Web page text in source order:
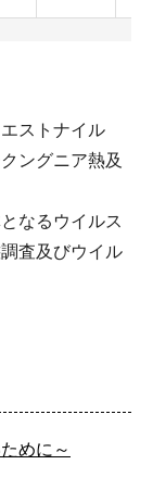
ストナイル
ングニア熱及
なるウイルス
査及びウイル
めに～